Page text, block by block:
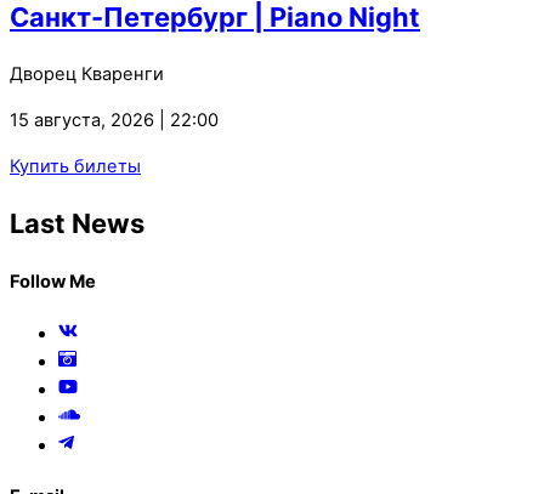
Санкт-Петербург | Piano Night
Дворец Кваренги
15 августа, 2026 | 22:00
Купить билеты
Last News
Follow Me